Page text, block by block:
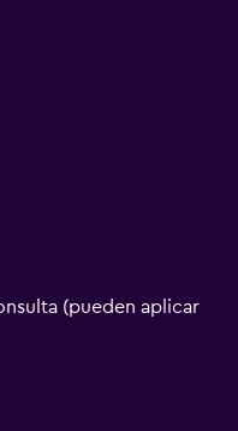
(pueden aplicar